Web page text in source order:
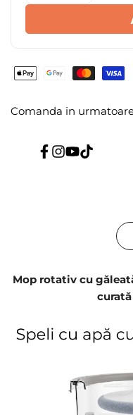
cu
găleată
–
și
cu
găleată
–
și
colțuri
Comanda in
Facebook
Instagram
YouTube
TikTok
Mop rotativ cu